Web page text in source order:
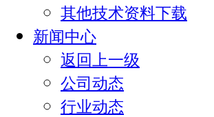
其他技术资料下载
新闻中心
返回上一级
公司动态
行业动态